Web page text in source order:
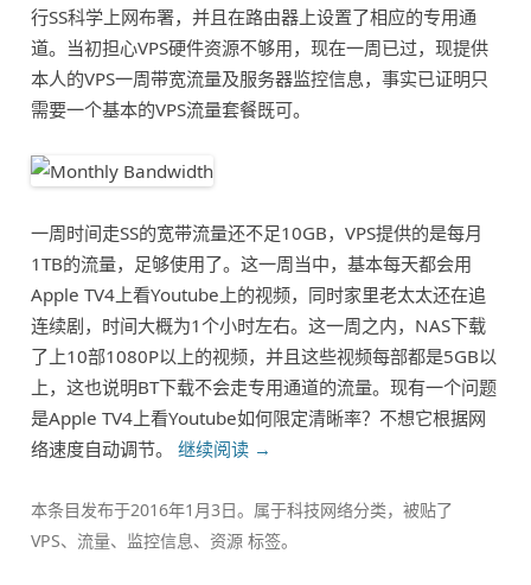
行SS科学上网布署，并且在路由器上设置了相应的专用通
道。当初担心VPS硬件资源不够用，现在一周已过，现提供
本人的VPS一周带宽流量及服务器监控信息，事实已证明只
需要一个基本的VPS流量套餐既可。
一周时间走SS的宽带流量还不足10GB，VPS提供的是每月
1TB的流量，足够使用了。这一周当中，基本每天都会用
Apple TV4上看Youtube上的视频，同时家里老太太还在追
连续剧，时间大概为1个小时左右。这一周之内，NAS下载
了上10部1080P以上的视频，并且这些视频每部都是5GB以
上，这也说明BT下载不会走专用通道的流量。现有一个问题
是Apple TV4上看Youtube如何限定清晰率？不想它根据网
络速度自动调节。继续阅读 →
本条目发布于2016年1月3日。属于科技网络分类，被贴了
VPS、 流量、 监控信息、资源 标签。